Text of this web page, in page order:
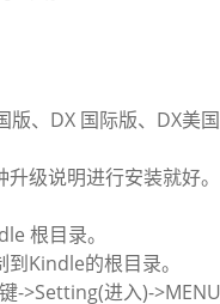
、DX 国际版、DX美国
级说明进行安装就好。
根目录。
Kindle的根目录。
->Setting(进入)-